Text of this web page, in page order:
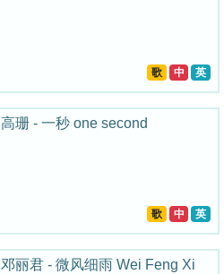
歌 中 英
高珊 - 一秒 one second
歌 中 英
邓丽君 - 微风细雨 Wei Feng Xi